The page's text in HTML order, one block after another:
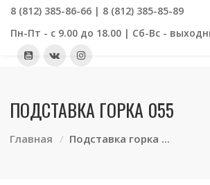
8 (812) 385-86-66 | 8 (812) 385-85-89
Пн-Пт - с 9.00 до 18.00 | Сб-Вс -
ПОДСТАВКА ГОРКА 055
Главная Подставка горка ...